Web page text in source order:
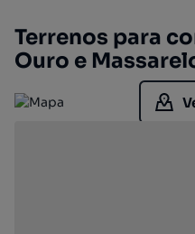
Terrenos para
Ouro e